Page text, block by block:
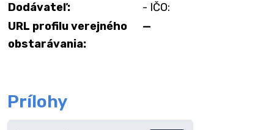
Dodávateľ:
- IČO:
URL profilu verejného
obstarávania:
—
Prílohy